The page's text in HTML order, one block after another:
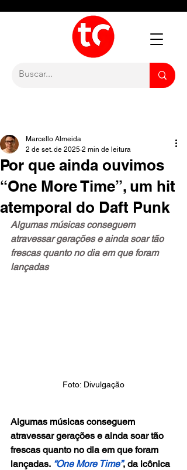
Por que ainda ouvimos
“One More Time”, um hit
atemporal do Daft Punk
Marcello Almeida
2 de set. de 2025 2 min de leitura
Algumas músicas conseguem
atravessar gerações e ainda soar tão
frescas quanto no dia em que foram
lançadas
Foto: Divulgação
Algumas músicas conseguem
atravessar gerações e ainda soar tão
frescas quanto no dia em que foram
lançadas. “One More Time”, da icônica